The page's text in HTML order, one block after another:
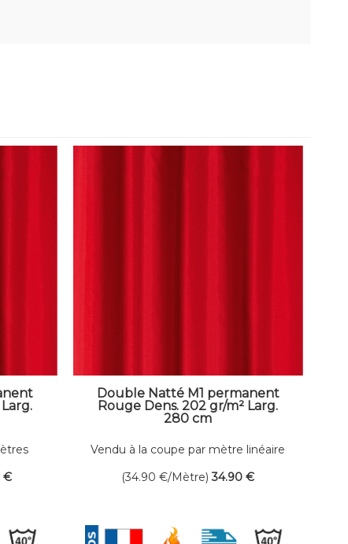
€
Double Natté M1 permanent
Rouge Dens. 202 gr/m² Larg.
280 cm
Vendu à la coupe par mètre linéaire
(34.90€/Mètre) 34.90 €